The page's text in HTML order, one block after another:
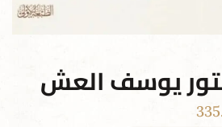
يوسف العش